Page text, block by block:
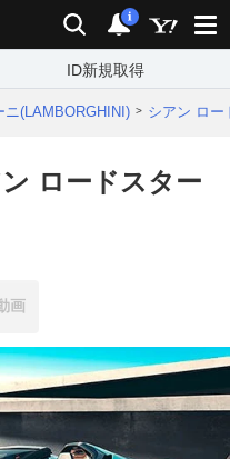
検索 通知
i
ID新規取得
ニ(LAMBORGHINI) シアン ロー
ロードスター
画